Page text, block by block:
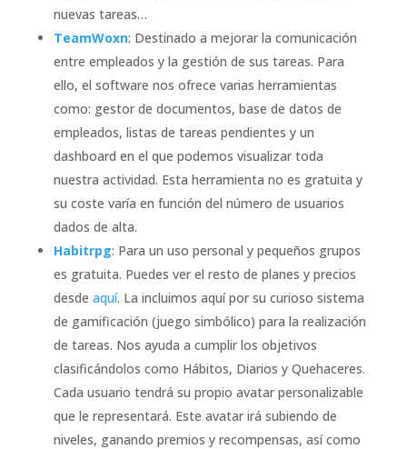
nuevas tareas…
TeamWoxn: Destinado a mejorar la comunicación
entre empleados y la gestión de sus tareas. Para
ello, el software nos ofrece varias herramientas
como: gestor de documentos, base de datos de
empleados, listas de tareas pendientes y un
dashboard en el que podemos visualizar toda
nuestra actividad. Esta herramienta no es gratuita y
su coste varía en función del número de usuarios
dados de alta.
Habitrpg: Para un uso personal y pequeños grupos
es gratuita. Puedes ver el resto de planes y precios
desde aquí. La incluimos aquí por su curioso sistema
de gamificación (juego simbólico) para la realización
de tareas. Nos ayuda a cumplir los objetivos
clasificándolos como Hábitos, Diarios y Quehaceres.
Cada usuario tendrá su propio avatar personalizable
que le representará. Este avatar irá subiendo de
niveles, ganando premios y recompensas, así como